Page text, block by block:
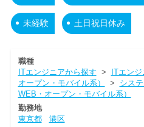
未経験 土日祝日休み
職種
ITエンジニアから探す > ITエンジ
オープン・モバイル系）
> シス
WEB・オープン・モバイル系）
勤務地
東京都
港区